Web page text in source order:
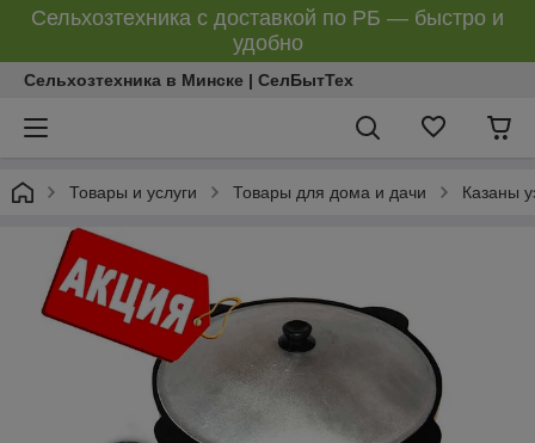
Сельхозтехника с доставкой по РБ — быстро и
удобно
Сельхозтехника в Минске | СелБытТех
Товары и услуги Товары для дома и дачи Казаны